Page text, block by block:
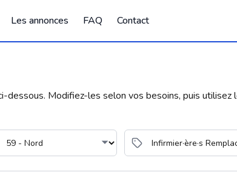
Les annonces FAQ Contact
Modifiez-les selon vos besoins, puis utilisez